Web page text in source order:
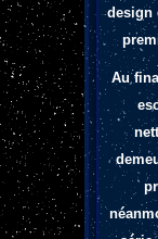
design
Au